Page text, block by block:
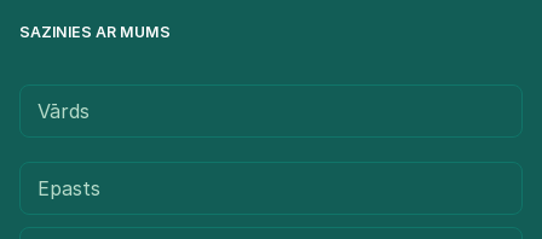
SAZINIES AR MUMS